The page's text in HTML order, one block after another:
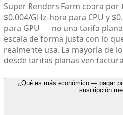
Super Renders Farm cobra
$0.004/GHz-hora para CPU y
para GPU — no una tarifa
escala de forma justa con lo
realmente usa. La mayoría de
desde tarifas planas ven
¿Qué es más económico — pagar
suscripción